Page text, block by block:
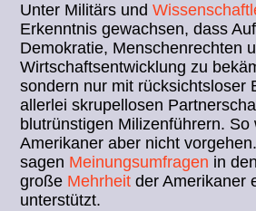
Unter Militärs und
Erkenntnis gewachsen, dass
Demokratie, Menschenrechten
Wirtschaftsentwicklung zu
sondern nur mit rücksichtsloser
allerlei skrupellosen
blutrünstigen Milizenführern. So
Amerikaner aber nicht
sagen Meinungsumfragen in
große Mehrheit der Amerikaner
unterstützt.